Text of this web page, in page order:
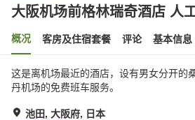
大阪机场前格林瑞奇酒店 人
概况 客房及住宿套餐 评论 基本信息
这是离机场最近的酒店，设有男女分开的
丹机场的免费班车服务。
池田, 大阪府, 日本